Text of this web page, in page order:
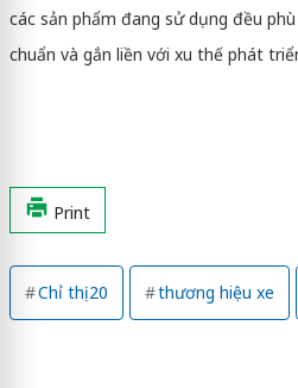
các sản phẩm đang sử dụng đều
chuẩn và gắn liền với xu thế phát
Print
Chỉ thị 20 thương hiệu xe